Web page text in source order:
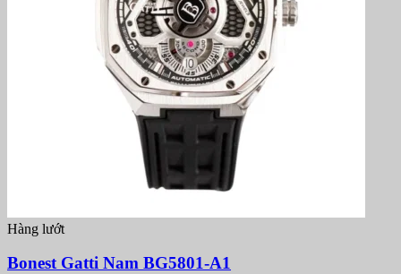
Hàng lướt
Bonest Gatti Nam BG5801-A1